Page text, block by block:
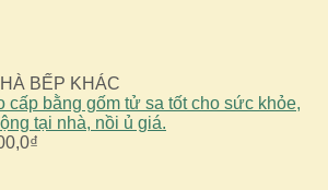
BẾP KHÁC
cấp bằng gốm tử sa tốt cho sức khỏe,
tại nhà, nồi ủ giá.
₫